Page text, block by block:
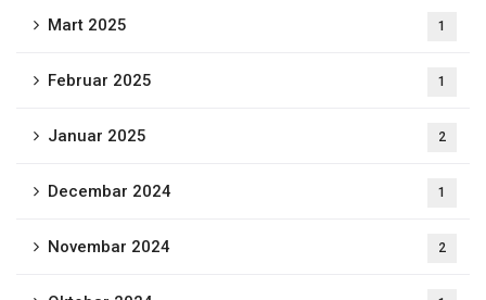
Mart 2025 1
Februar 2025 1
Januar 2025 2
Decembar 2024 1
Novembar 2024 2